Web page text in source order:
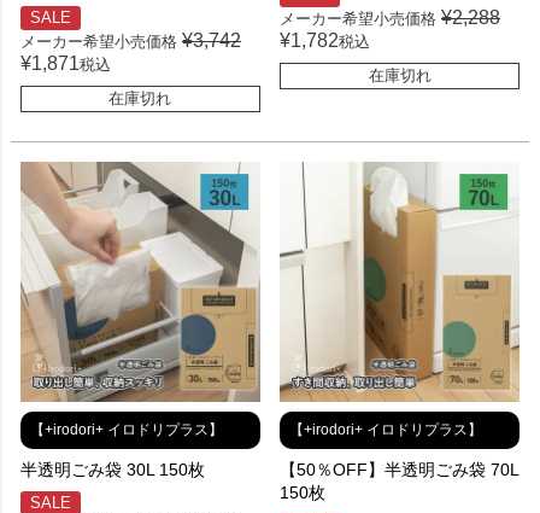
SALE
メーカー希望小売価格 ¥3,742
¥1,871税込
在庫切れ
メーカー希望小売価格 ¥2,288
¥1,782税込
在庫切れ
【+irodori+ イロドリプラス】
半透明ごみ袋 30L 150枚
SALE
【+irodori+ イロドリプラス】
【50％OFF】半透明ごみ袋 70L
150枚